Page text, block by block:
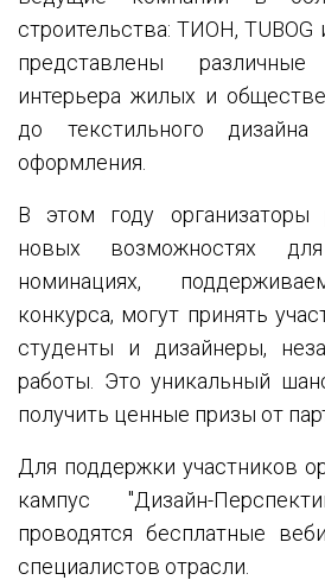
строительства: ТИОН, TUBOG
представлены
интерьера жилых и
до текстильного
оформления.
В этом году
новых возможностях
номинациях,
конкурса, могут принять
студенты и дизайнеры,
работы. Это уникальный
получить ценные призы от
Для поддержки участников
кампус "Дизайн-
проводятся бесплатные
специалистов отрасли.